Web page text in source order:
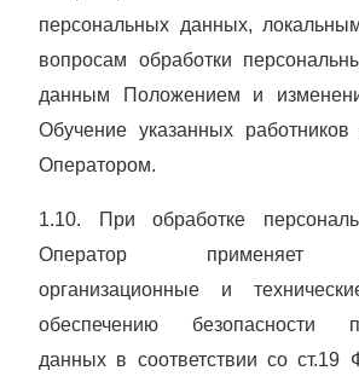
персональных данных,
вопросам обработки
данным Положением и
Обучение указанных работников
Оператором.
1.10. При обработке
Оператор применяет
организационные и
обеспечению безопасности
данных в соответствии со ст.19